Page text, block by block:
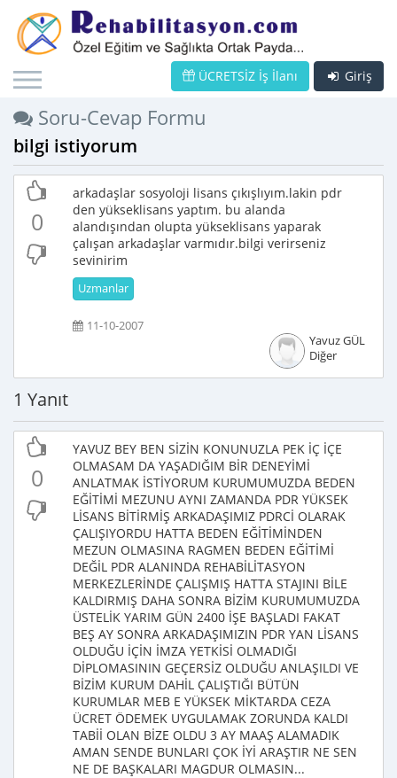
Giriş
ÜCRETSİZ İş İlanı
Soru-Cevap Formu
bilgi istiyorum
0
arkadaşlar sosyoloji lisans çıkışlıyım.lakin pdr
den yükseklisans yaptım. bu alanda
alandışından olupta yükseklisans yaparak
çalışan arkadaşlar varmıdır.bilgi verirseniz
sevinirim
Uzmanlar
11-10-2007
Yavuz GÜL
Diğer
1 Yanıt
0
YAVUZ BEY BEN SİZİN KONUNUZLA PEK İÇ İÇE
OLMASAM DA YAŞADIĞIM BİR DENEYİMİ
ANLATMAK İSTİYORUM KURUMUMUZDA BEDEN
EĞİTİMİ MEZUNU AYNI ZAMANDA PDR YÜKSEK
LİSANS BİTİRMİŞ ARKADAŞIMIZ PDRCİ OLARAK
ÇALIŞIYORDU HATTA BEDEN EĞİTİMİNDEN
MEZUN OLMASINA RAGMEN BEDEN EĞİTİMİ
DEĞİL PDR ALANINDA REHABİLİTASYON
MERKEZLERİNDE ÇALIŞMIŞ HATTA STAJINI BİLE
KALDIRMIŞ DAHA SONRA BİZİM KURUMUMUZDA
ÜSTELİK YARIM GÜN 2400 İŞE BAŞLADI FAKAT
BEŞ AY SONRA ARKADAŞIMIZIN PDR YAN LİSANS
OLDUĞU İÇİN İMZA YETKİSİ OLMADIĞI
DİPLOMASININ GEÇERSİZ OLDUĞU ANLAŞILDI VE
BİZİM KURUM DAHİL ÇALIŞTIĞI BÜTÜN
KURUMLAR MEB E YÜKSEK MİKTARDA CEZA
ÜCRET ÖDEMEK UYGULAMAK ZORUNDA KALDI
TABİİ OLAN BİZE OLDU 3 AY MAAŞ ALAMADIK
AMAN SENDE BUNLARI ÇOK İYİ ARAŞTIR NE SEN
NE DE BAŞKALARI MAGDUR OLMASIN...